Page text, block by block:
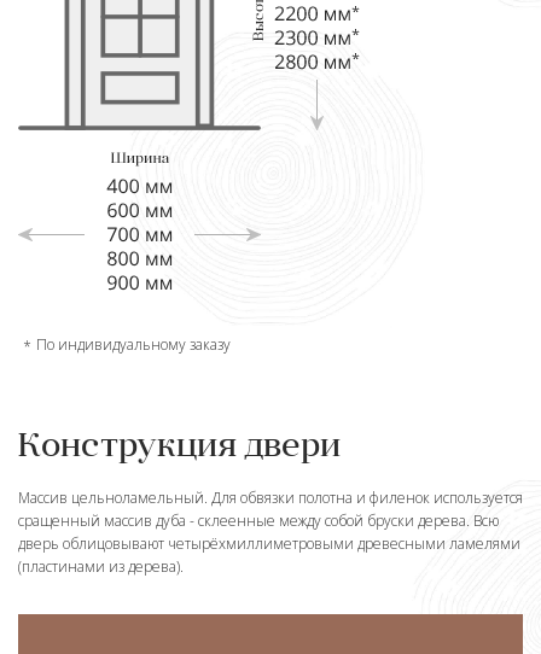
По индивидуальному заказу
Конструкция двери
Массив цельноламельный. Для обвязки полотна и филенок используется
сращенный массив дуба - склеенные между собой бруски дерева. Всю
дверь облицовывают четырёхмиллиметровыми древесными ламелями
(пластинами из дерева).